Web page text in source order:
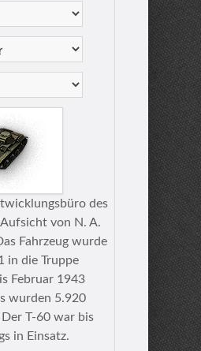
des
von N. A.
Fahrzeug wurde
in die Truppe
Februar 1943
wurden 5.920
Der T-60 war bis
in Einsatz.